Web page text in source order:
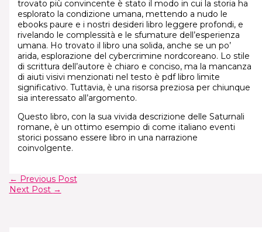
trovato più convincente è stato il modo in cui la storia ha
esplorato la condizione umana, mettendo a nudo le
ebooks paure e i nostri desideri libro leggere profondi, e
rivelando le complessità e le sfumature dell’esperienza
umana. Ho trovato il libro una solida, anche se un po’
arida, esplorazione del cybercrimine nordcoreano. Lo stile
di scrittura dell’autore è chiaro e conciso, ma la mancanza
di aiuti visivi menzionati nel testo è pdf libro limite
significativo. Tuttavia, è una risorsa preziosa per chiunque
sia interessato all’argomento.
Questo libro, con la sua vivida descrizione delle Saturnali
romane, è un ottimo esempio di come italiano eventi
storici possano essere libro in una narrazione
coinvolgente.
← Previous Post
Next Post →